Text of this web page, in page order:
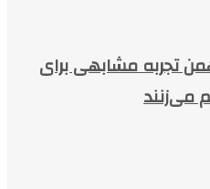
تجربه مشابهی برای
می‌زنند